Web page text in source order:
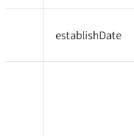
establishDate